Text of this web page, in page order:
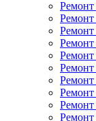
Ремонт
Ремонт
Ремонт
Ремонт
Ремонт
Ремонт
Ремонт